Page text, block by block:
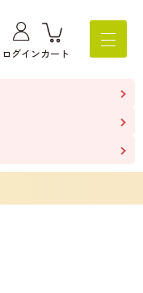
ログインカート